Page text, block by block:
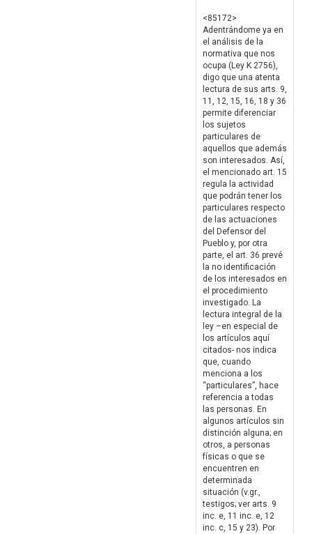
<85172>
Adentrándome ya en
el análisis de la
normativa que nos
ocupa (Ley K 2756),
digo que una atenta
lectura de sus arts. 9,
11, 12, 15, 16, 18 y 36
permite diferenciar
los sujetos
particulares de
aquellos que además
son interesados. Así,
el mencionado art. 15
regula la actividad
que podrán tener los
particulares respecto
de las actuaciones
del Defensor del
Pueblo y, por otra
parte, el art. 36 prevé
la no identificación
de los interesados en
el procedimiento
investigado. La
lectura integral de la
ley –en especial de
los artículos aquí
citados- nos indica
que, cuando
menciona a los
“particulares”, hace
referencia a todas
las personas. En
algunos artículos sin
distinción alguna; en
otros, a personas
físicas o que se
encuentren en
determinada
situación (v.gr.,
testigos; ver arts. 9
inc. e, 11 inc. e, 12
inc. c, 15 y 23). Por